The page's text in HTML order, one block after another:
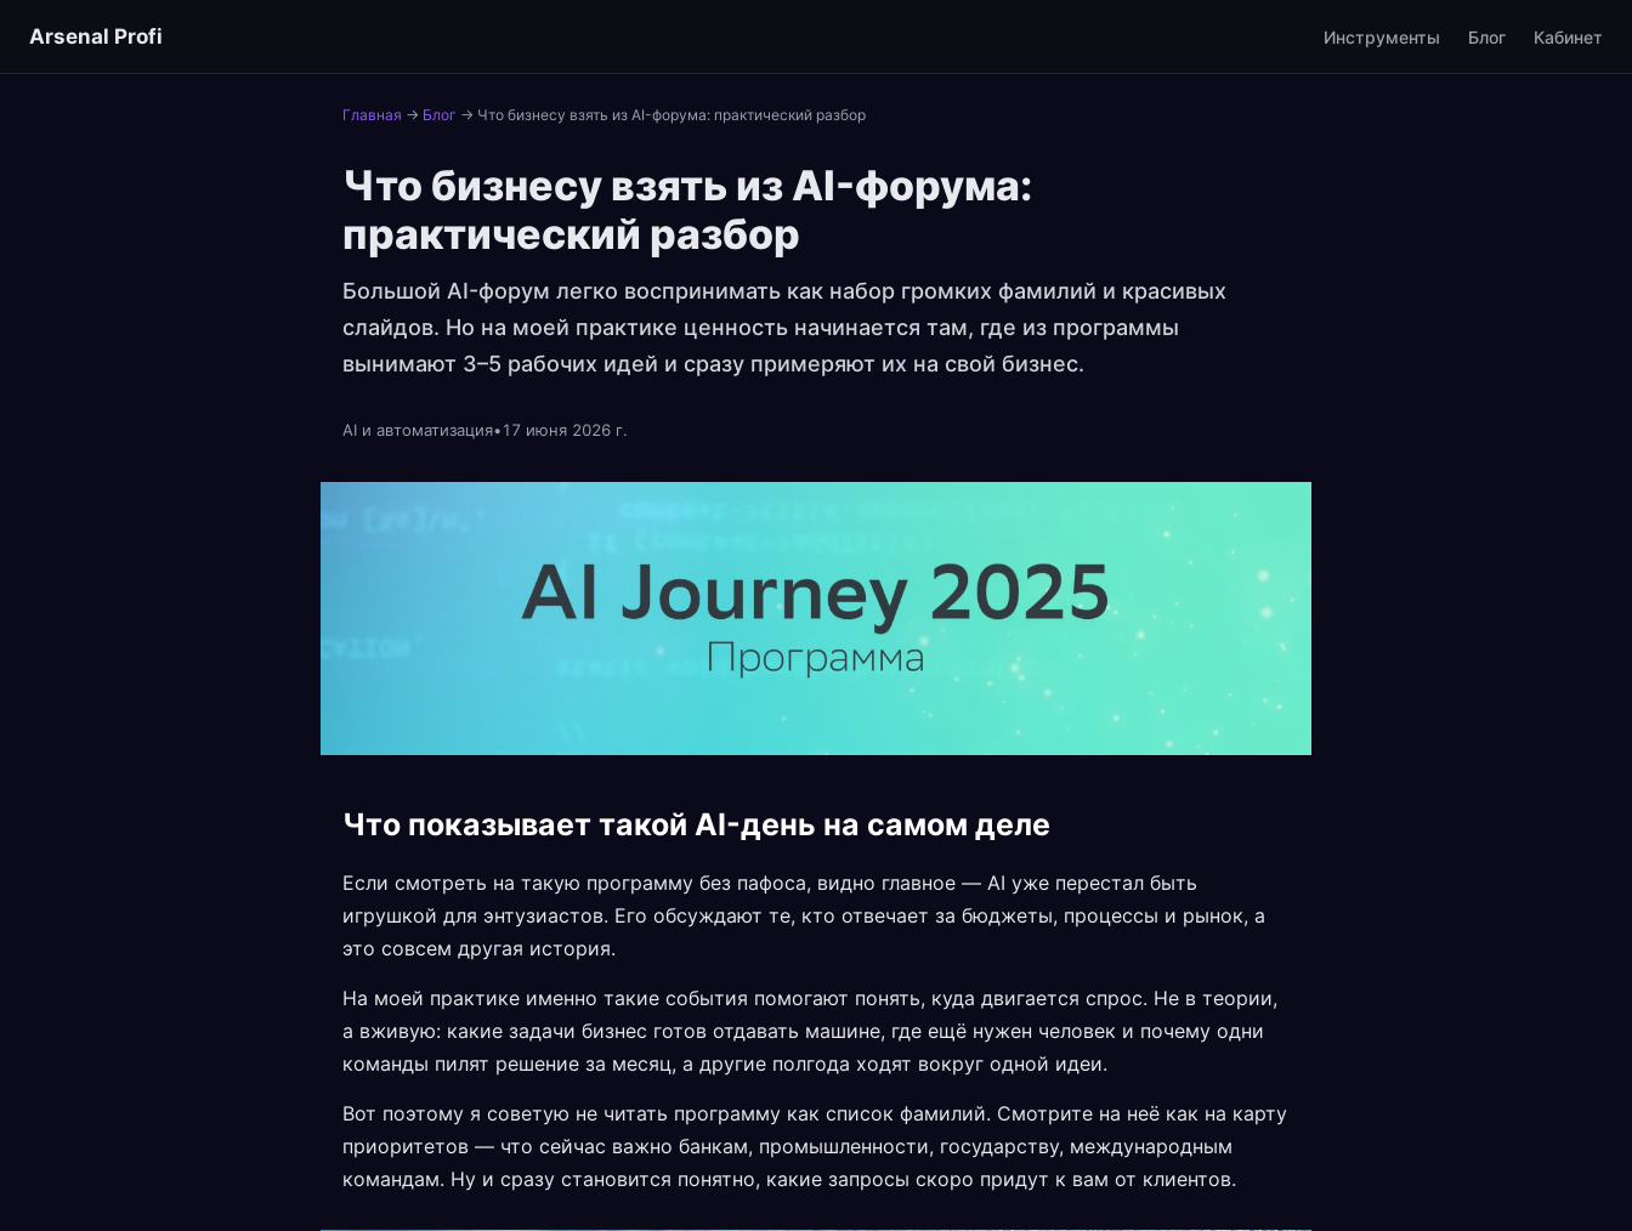
Arsenal Profi Инструменты Блог Кабинет
Главная → Блог → Что бизнесу взять из AI-форума: практический разбор
Что бизнесу взять из AI-форума:
практический разбор
Большой AI-форум легко воспринимать как набор громких фамилий и красивых
слайдов. Но на моей практике ценность начинается там, где из программы
вынимают 3–5 рабочих идей и сразу примеряют их на свой бизнес.
AI и автоматизация•17 июня 2026 г.
Что показывает такой AI-день на самом деле
Если смотреть на такую программу без пафоса, видно главное — AI уже перестал быть
игрушкой для энтузиастов. Его обсуждают те, кто отвечает за бюджеты, процессы и рынок, а
это совсем другая история.
На моей практике именно такие события помогают понять, куда двигается спрос. Не в теории,
а вживую: какие задачи бизнес готов отдавать машине, где ещё нужен человек и почему одни
команды пилят решение за месяц, а другие полгода ходят вокруг одной идеи.
Вот поэтому я советую не читать программу как список фамилий. Смотрите на неё как на карту
приоритетов — что сейчас важно банкам, промышленности, государству, международным
командам. Ну и сразу становится понятно, какие запросы скоро придут к вам от клиентов.